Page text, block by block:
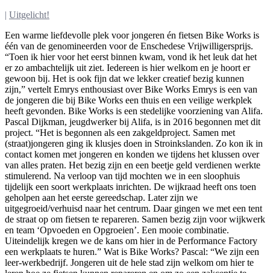
| Uitgelicht!
Een warme liefdevolle plek voor jongeren én fietsen Bike Works is
één van de genomineerden voor de Enschedese Vrijwilligersprijs.
“Toen ik hier voor het eerst binnen kwam, vond ik het leuk dat het
er zo ambachtelijk uit ziet. Iedereen is hier welkom en je hoort er
gewoon bij. Het is ook fijn dat we lekker creatief bezig kunnen
zijn,” vertelt Emrys enthousiast over Bike Works Emrys is een van
de jongeren die bij Bike Works een thuis en een veilige werkplek
heeft gevonden. Bike Works is een stedelijke voorziening van Alifa.
Pascal Dijkman, jeugdwerker bij Alifa, is in 2016 begonnen met dit
project. “Het is begonnen als een zakgeldproject. Samen met
(straat)jongeren ging ik klusjes doen in Stroinkslanden. Zo kon ik in
contact komen met jongeren en konden we tijdens het klussen over
van alles praten. Het bezig zijn en een beetje geld verdienen werkte
stimulerend. Na verloop van tijd mochten we in een sloophuis
tijdelijk een soort werkplaats inrichten. De wijkraad heeft ons toen
geholpen aan het eerste gereedschap. Later zijn we
uitgegroeid/verhuisd naar het centrum. Daar gingen we met een tent
de straat op om fietsen te repareren. Samen bezig zijn voor wijkwerk
en team ‘Opvoeden en Opgroeien’. Een mooie combinatie.
Uiteindelijk kregen we de kans om hier in de Performance Factory
een werkplaats te huren.” Wat is Bike Works? Pascal: “We zijn een
leer-werkbedrijf. Jongeren uit de hele stad zijn welkom om hier te